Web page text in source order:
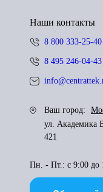
Наши контакты
8 800 333-25-40
8 495 246-04-43
Ваш город:
ул. Академика
421
Пн. - Пт.: с 9:00 до